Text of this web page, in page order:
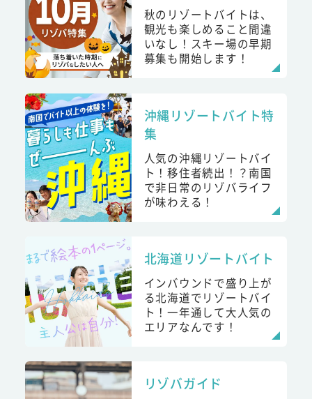
秋のリゾートバイトは、
観光も楽しめること間違
いなし！スキー場の早期
募集も開始します！
沖縄リゾートバイト特
集
人気の沖縄リゾートバイ
ト！移住者続出！？南国
で非日常のリゾバライフ
が味わえる！
北海道リゾートバイト
インバウンドで盛り上が
る北海道でリゾートバイ
ト！一年通して大人気の
エリアなんです！
リゾバガイド